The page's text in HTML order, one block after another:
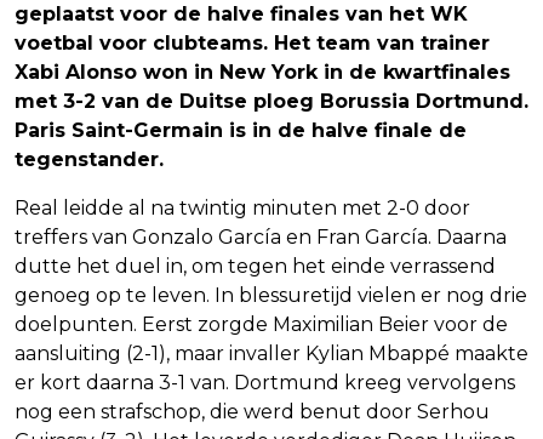
geplaatst voor de halve finales van het WK
voetbal voor clubteams. Het team van trainer
Xabi Alonso won in New York in de kwartfinales
met 3-2 van de Duitse ploeg Borussia Dortmund.
Paris Saint-Germain is in de halve finale de
tegenstander.
Real leidde al na twintig minuten met 2-0 door
treffers van Gonzalo García en Fran García. Daarna
dutte het duel in, om tegen het einde verrassend
genoeg op te leven. In blessuretijd vielen er nog drie
doelpunten. Eerst zorgde Maximilian Beier voor de
aansluiting (2-1), maar invaller Kylian Mbappé maakte
er kort daarna 3-1 van. Dortmund kreeg vervolgens
nog een strafschop, die werd benut door Serhou